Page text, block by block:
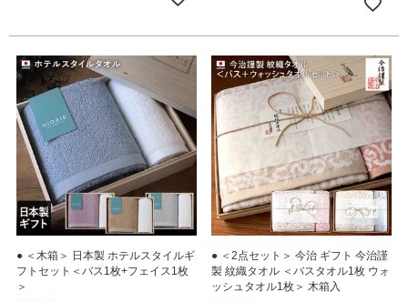
● ＜木箱＞ 日本製 ホテルスタイルギ
フトセット＜バス1枚+フェイス1枚
＞
● ＜2点セット＞ 今治 ギフト 今治謹
製 紋織タオル ＜バスタオル1枚 ウォ
ッシュタオル1枚＞ 木箱入